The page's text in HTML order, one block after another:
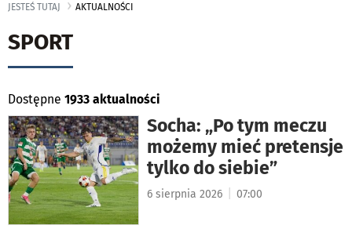
JESTEŚ TUTAJ AKTUALNOŚCI
SPORT
Dostępne 1933 aktualności
Socha: „Po tym meczu
możemy mieć pretensje
tylko do siebie”
6 sierpnia 2026 07:00